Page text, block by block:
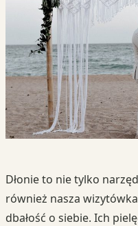
Dłonie to nie tylko
również nasza
dbałość o siebie. Ich